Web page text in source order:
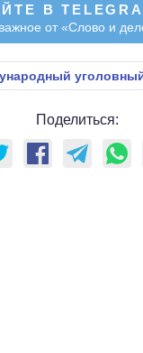
В
от «Слово и
Поделиться: